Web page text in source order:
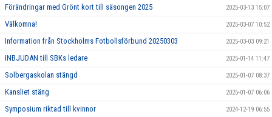
Förändringar med Grönt kort till säsongen 2025 2025-03-13 15:07
Välkomna! 2025-03-07 10:52
Information från Stockholms Fotbollsförbund 20250303 2025-03-03 09:21
INBJUDAN till SBKs ledare 2025-01-14 11:47
Solbergaskolan stängd 2025-01-07 08:37
Kansliet stäng 2025-01-07 06:06
Symposium riktad till kvinnor 2024-12-19 06:55